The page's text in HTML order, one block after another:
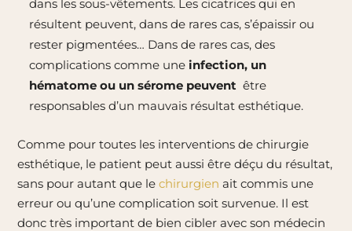
dans les sous-vêtements. Les cicatrices qui en
résultent peuvent, dans de rares cas, s’épaissir ou
rester pigmentées… Dans de rares cas, des
complications comme uneinfection, un
hématome ou un sérome peuvent être
responsables d’un mauvais résultat esthétique.
Comme pour toutes les interventions de chirurgie
esthétique, le patient peut aussi être déçu du résultat,
sans pour autant que lechirurgien ait commis une
erreur ou qu’une complication soit survenue. Il est
donc très important de bien cibler avec son médecin